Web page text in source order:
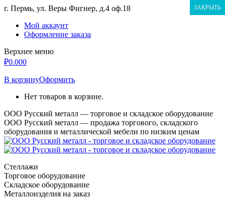
Перейти
содержанию
г. Пермь, ул. Веры Фигнер, д.4 оф.18
Мой аккаунт
Оформление заказа
Верхнее меню
₽0.000
В корзинуОформить
Нет товаров в корзине.
ООО Русский металл — торговое и складское оборудование
ООО Русский металл — продажа торгового, складского
оборудования и металлической мебели по низким ценам
Стеллажи
Торговое оборудование
Складское оборудование
Металлоизделия на заказ
ЗАКРЫТЬ